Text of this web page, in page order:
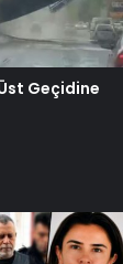
Geçidine